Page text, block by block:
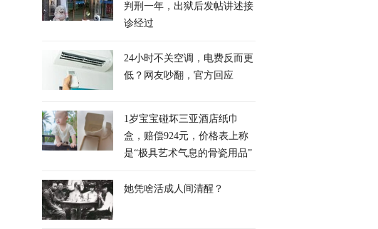
判刑一年，出狱后发帖讲述接
诊经过
24小时不关空调，电费反而更
低？网友吵翻，官方回应
1岁宝宝碰坏三亚酒店纸巾
盒，赔偿924元，价格表上称
是“极具艺术气息的骨瓷用品”
她凭啥活成人间清醒？